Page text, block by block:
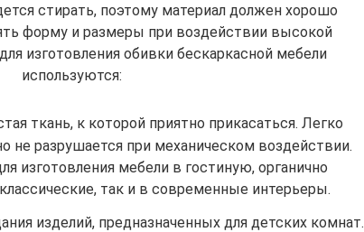
стирать, поэтому материал должен хорошо
форму и размеры при воздействии высокой
изготовления обивки бескаркасной мебели
используются:
ткань, к которой приятно прикасаться. Легко
не разрушается при механическом воздействии.
изготовления мебели в гостиную, органично
так и в современные интерьеры.
изделий, предназначенных для детских комнат.